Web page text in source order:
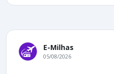
E-Milhas
05/08/2026